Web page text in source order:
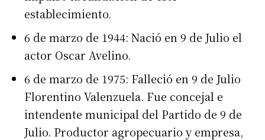
establecimiento.
6 de marzo de 1944: Nació en 9 de Julio el
actor Oscar Avelino.
6 de marzo de 1975: Falleció en 9 de Julio
Florentino Valenzuela. Fue concejal e
intendente municipal del Partido de 9 de
Julio. Productor agropecuario y empresa,